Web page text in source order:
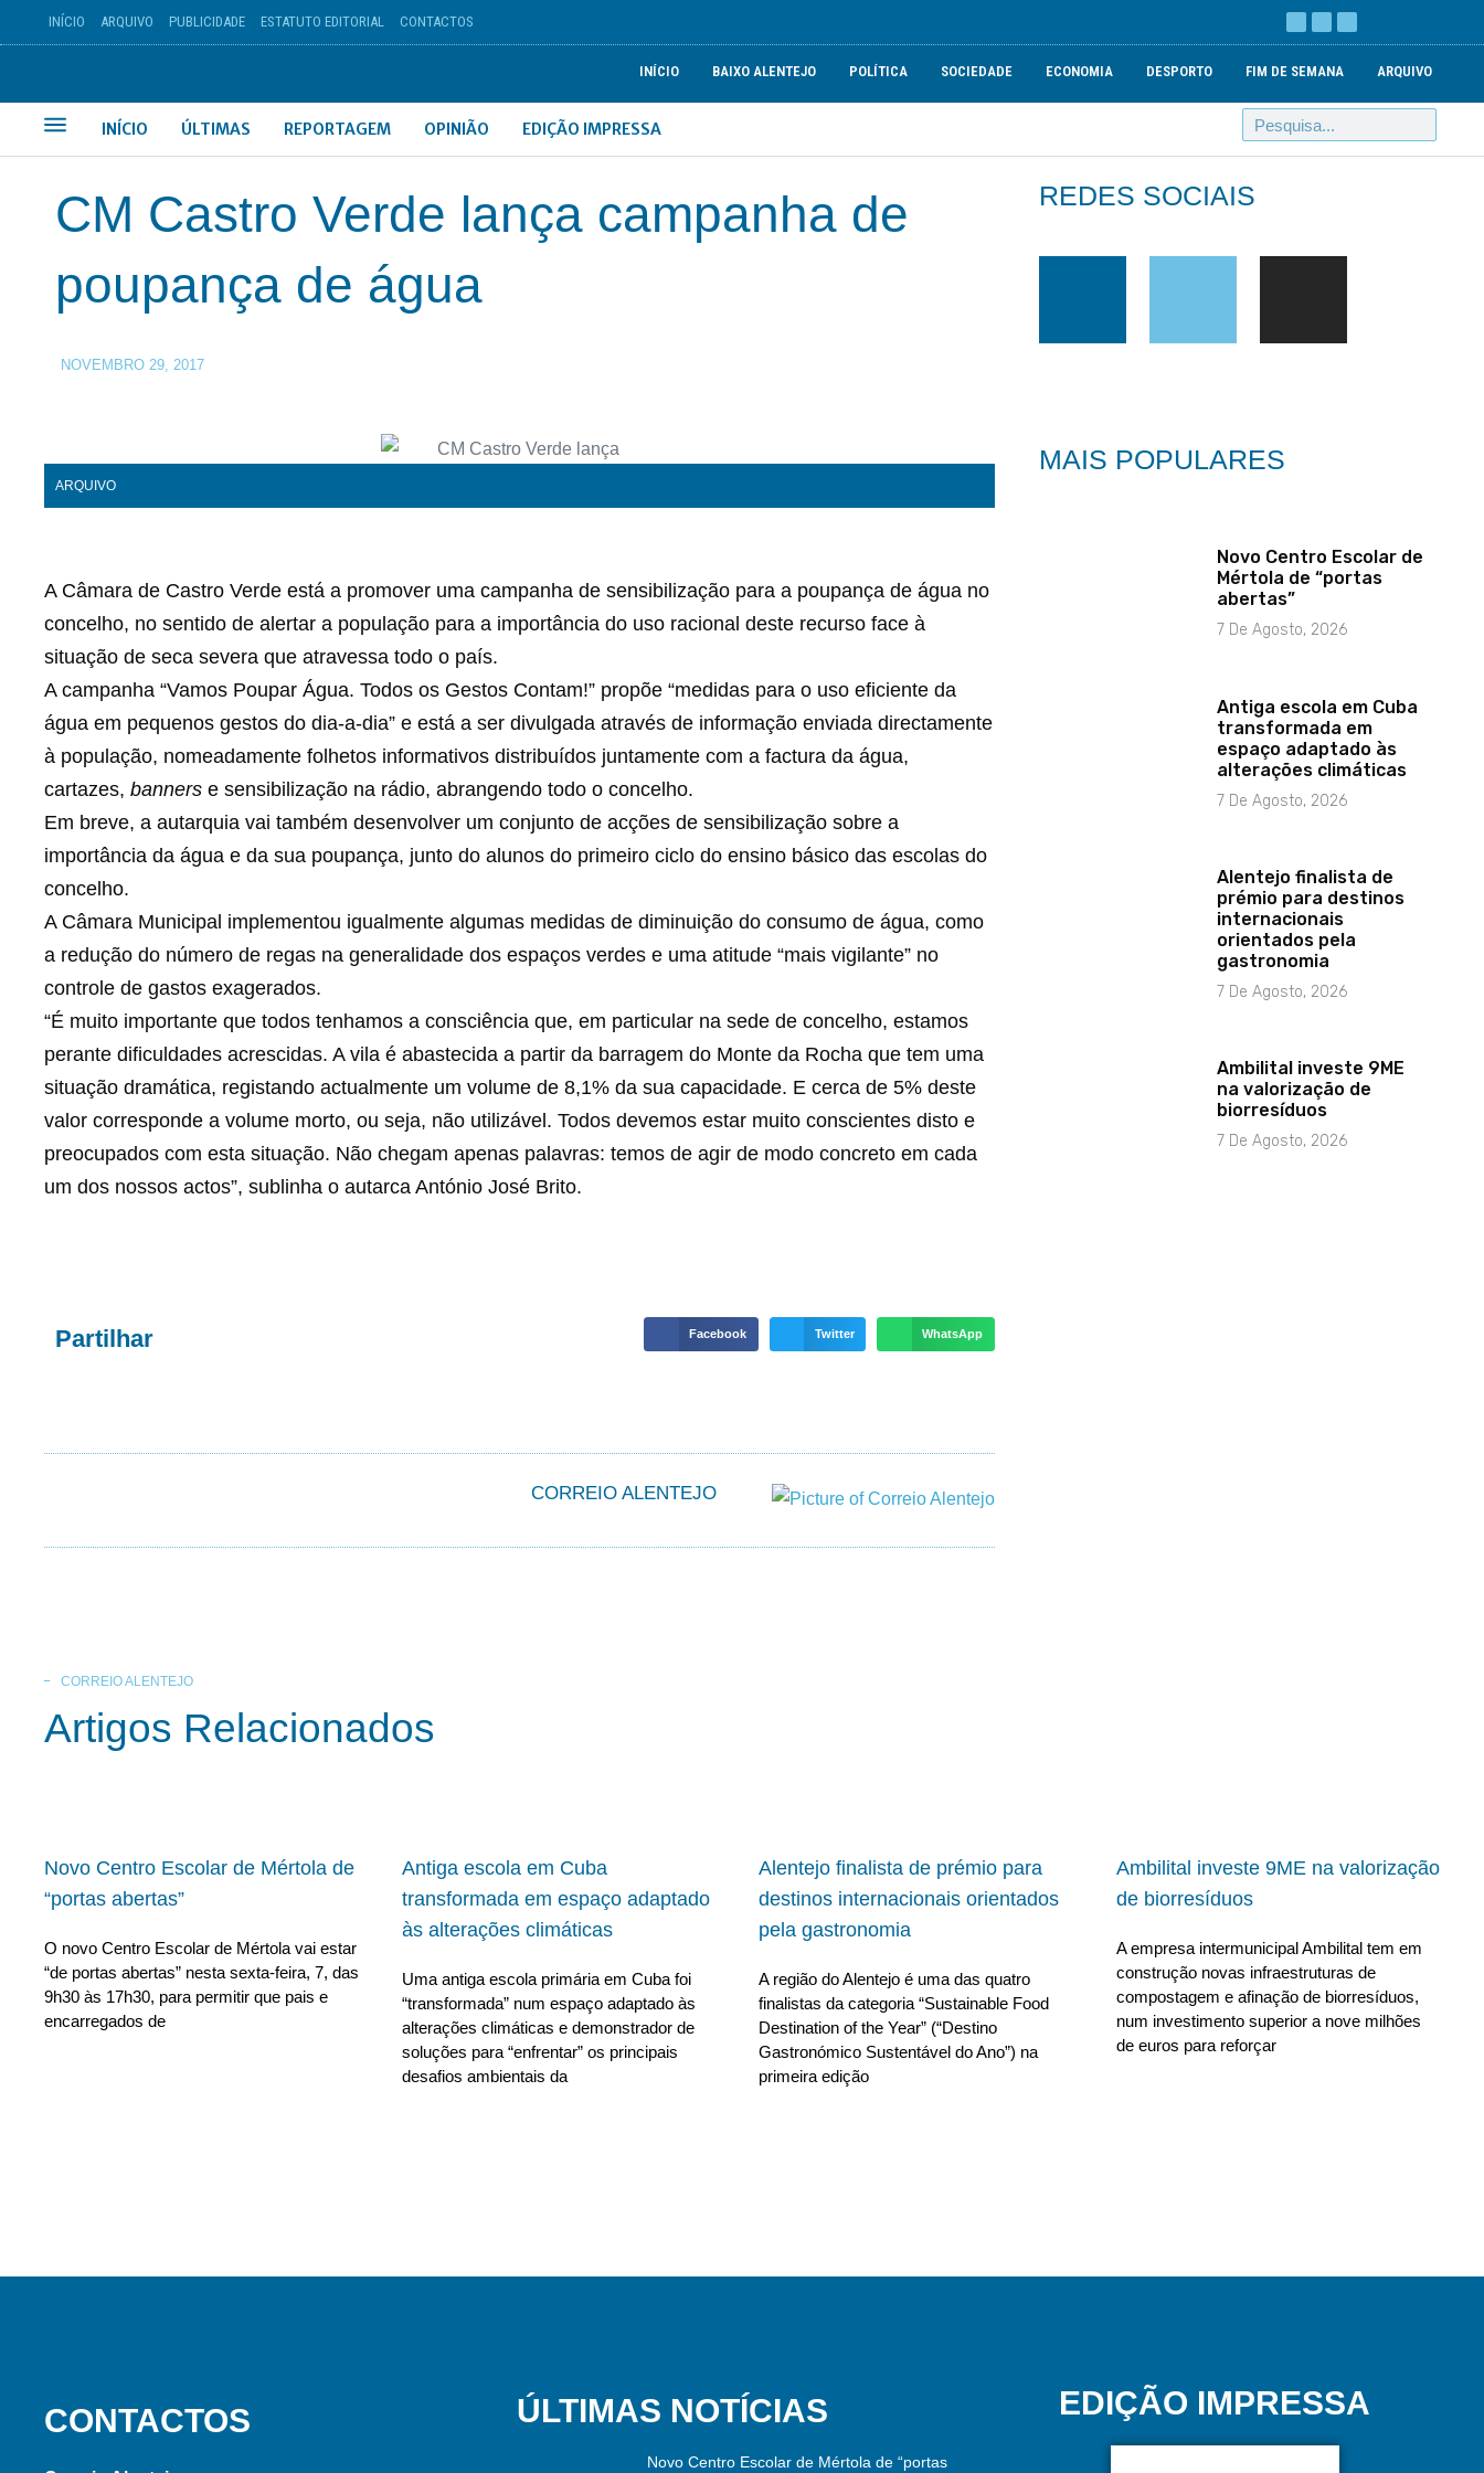
INÍCIO ARQUIVO PUBLICIDADE ESTATUTO EDITORIAL CONTACTOS
INÍCIO BAIXO ALENTEJO POLÍTICA SOCIEDADE ECONOMIA DESPORTO FIM DE SEMANA ARQUIVO
INÍCIO ÚLTIMAS REPORTAGEM OPINIÃO EDIÇÃO IMPRESSA
CM Castro Verde lança campanha de
poupança de água
NOVEMBRO 29, 2017
ARQUIVO
A Câmara de Castro Verde está a promover uma campanha de sensibilização para a poupança de água no
concelho, no sentido de alertar a população para a importância do uso racional deste recurso face à
situação de seca severa que atravessa todo o país.
A campanha “Vamos Poupar Água. Todos os Gestos Contam!” propõe “medidas para o uso eficiente da
água em pequenos gestos do dia-a-dia” e está a ser divulgada através de informação enviada directamente
à população, nomeadamente folhetos informativos distribuídos juntamente com a factura da água,
cartazes, banners e sensibilização na rádio, abrangendo todo o concelho.
Em breve, a autarquia vai também desenvolver um conjunto de acções de sensibilização sobre a
importância da água e da sua poupança, junto do alunos do primeiro ciclo do ensino básico das escolas do
concelho.
A Câmara Municipal implementou igualmente algumas medidas de diminuição do consumo de água, como
a redução do número de regas na generalidade dos espaços verdes e uma atitude “mais vigilante” no
controle de gastos exagerados.
“É muito importante que todos tenhamos a consciência que, em particular na sede de concelho, estamos
perante dificuldades acrescidas. A vila é abastecida a partir da barragem do Monte da Rocha que tem uma
situação dramática, registando actualmente um volume de 8,1% da sua capacidade. E cerca de 5% deste
valor corresponde a volume morto, ou seja, não utilizável. Todos devemos estar muito conscientes disto e
preocupados com esta situação. Não chegam apenas palavras: temos de agir de modo concreto em cada
um dos nossos actos”, sublinha o autarca António José Brito.
Partilhar Facebook Twitter WhatsApp
CORREIO ALENTEJO
REDES SOCIAIS
MAIS POPULARES
Novo Centro Escolar de
Mértola de “portas
abertas”
7 De Agosto, 2026
Antiga escola em Cuba
transformada em
espaço adaptado às
alterações climáticas
7 De Agosto, 2026
Alentejo finalista de
prémio para destinos
internacionais
orientados pela
gastronomia
7 De Agosto, 2026
Ambilital investe 9ME
na valorização de
biorresíduos
7 De Agosto, 2026
CORREIO ALENTEJO
Artigos Relacionados
Novo Centro Escolar de Mértola de
“portas abertas”
O novo Centro Escolar de Mértola vai estar
“de portas abertas” nesta sexta-feira, 7, das
9h30 às 17h30, para permitir que pais e
encarregados de
Antiga escola em Cuba
transformada em espaço adaptado
às alterações climáticas
Uma antiga escola primária em Cuba foi
“transformada” num espaço adaptado às
alterações climáticas e demonstrador de
soluções para “enfrentar” os principais
desafios ambientais da
Alentejo finalista de prémio para
destinos internacionais orientados
pela gastronomia
A região do Alentejo é uma das quatro
finalistas da categoria “Sustainable Food
Destination of the Year” (“Destino
Gastronómico Sustentável do Ano”) na
primeira edição
Ambilital investe 9ME na valorização
de biorresíduos
A empresa intermunicipal Ambilital tem em
construção novas infraestruturas de
compostagem e afinação de biorresíduos,
num investimento superior a nove milhões
de euros para reforçar
CONTACTOS ÚLTIMAS NOTÍCIAS
Novo Centro Escolar de Mértola de “portas
EDIÇÃO IMPRESSA